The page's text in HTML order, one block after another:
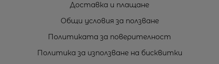
Доставка и плащане
Общи условия за ползване
Политиката за поверителност
Политика за използване на бисквитки